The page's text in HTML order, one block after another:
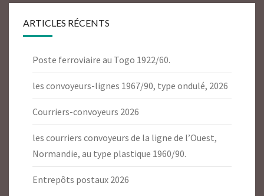
ARTICLES RÉCENTS
Poste ferroviaire au Togo 1922/60.
les convoyeurs-lignes 1967/90, type ondulé, 2026
Courriers-convoyeurs 2026
les courriers convoyeurs de la ligne de l’Ouest,
Normandie, au type plastique 1960/90.
Entrepôts postaux 2026